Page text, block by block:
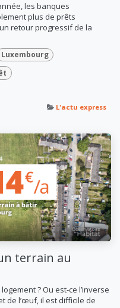
les banques
plus de prêts
retour progressif de la
Luxembourg
L'actu express
terrain au
? Ou est-ce l’inverse
de l’œuf, il est difficile de